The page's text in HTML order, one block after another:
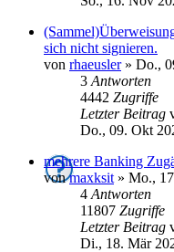
sich nicht signieren.
von rhaeusler» Do.,
3 Antworten
4442 Zugriffe
Letzter Beitrag
Do., 09. Okt
mehrere Banking
vonmaxksit » Mo.,
4 Antworten
11807 Zugriffe
Letzter Beitrag
Di., 18. Mär